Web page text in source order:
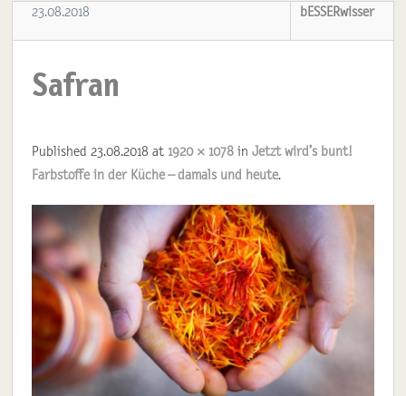
23.08.2018 bESSERwisser
Safran
Published23.08.2018 at1920 × 1078 inJetzt wird’s bunt!
Farbstoffe in der Küche – damals und heute.